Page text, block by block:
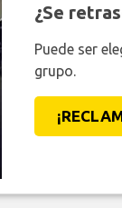
¿Se
Puede ser
grupo.